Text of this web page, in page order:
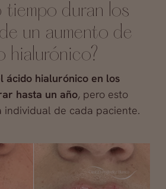
duran los
un aumento de
hialurónico?
ácido hialurónico en los
hasta un año, pero esto
individual de cada paciente.